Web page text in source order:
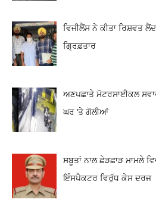
ਵਿਜੀਲੈਂਸ ਨੇ ਕੀਤਾ ਰਿਸ਼ਵਤ
ਗ੍ਰਿਫ਼ਤਾਰ
ਅਣਪਛਾਤੇ ਮੋਟਰਸਾਈਕਲ
ਘਰ ‘ਤੇ ਗੋਲੀਆਂ
ਸਬੂਤਾਂ ਨਾਲ ਛੇੜਛਾੜ ਮਾਮਲੇ
ਇੰਸਪੈਕਟਰ ਵਿਰੁੱਧ ਕੇਸ ਦਰਜ